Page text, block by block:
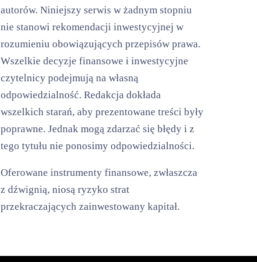
autorów. Niniejszy serwis w żadnym stopniu
nie stanowi rekomendacji inwestycyjnej w
rozumieniu obowiązujących przepisów prawa.
Wszelkie decyzje finansowe i inwestycyjne
czytelnicy podejmują na własną
odpowiedzialność. Redakcja dokłada
wszelkich starań, aby prezentowane treści były
poprawne. Jednak mogą zdarzać się błędy i z
tego tytułu nie ponosimy odpowiedzialności.
Oferowane instrumenty finansowe, zwłaszcza
z dźwignią, niosą ryzyko strat
przekraczających zainwestowany kapitał.